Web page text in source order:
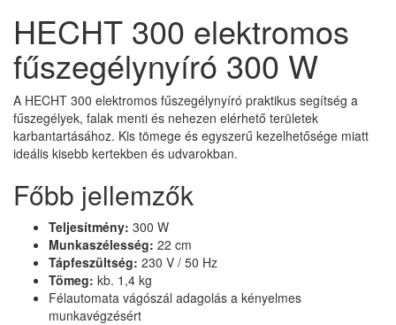
HECHT 300 elektromos
fűszegélynyíró 300 W
A HECHT 300 elektromos fűszegélynyíró praktikus segítség a
fűszegélyek, falak menti és nehezen elérhető területek
karbantartásához. Kis tömege és egyszerű kezelhetősége miatt
ideális kisebb kertekben és udvarokban.
Főbb jellemzők
Teljesítmény: 300 W
Munkaszélesség: 22 cm
Tápfeszültség: 230 V / 50 Hz
Tömeg: kb. 1,4 kg
Félautomata vágószál adagolás a kényelmes
munkavégzésért